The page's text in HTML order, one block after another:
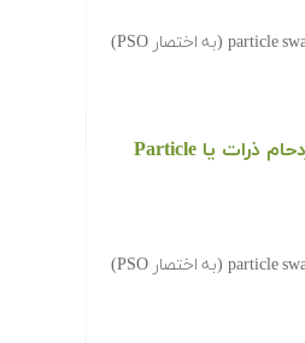
‫در ادامه کدها و برنامه های آماده الگوریتم بهینه سازی ازدحام ذرات یا particle swarm (به اختصار PSO)
دانلود رایگان کدها و برنامه های آماده الگوریتم بهینه سازی ازدحام ذرات یا Particle
‫در ادامه کدها و برنامه های آماده الگوریتم بهینه سازی ازدحام ذرات یا particle swarm (به اختصار PSO)